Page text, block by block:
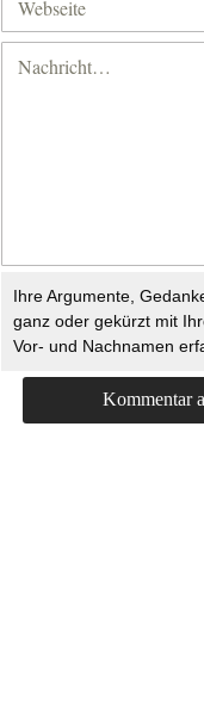
Ihre Argumente,
ganz oder gekürzt mit
Vor- und Nachnamen